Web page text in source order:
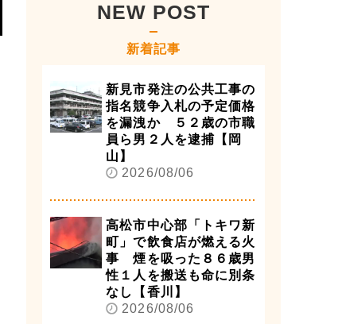
NEW POST
新着記事
新見市発注の公共工事の
指名競争入札の予定価格
を漏洩か ５２歳の市職
員ら男２人を逮捕【岡
山】
2026/08/06
高松市中心部「トキワ新
町」で飲食店が燃える火
事 煙を吸った８６歳男
性１人を搬送も命に別条
なし【香川】
2026/08/06